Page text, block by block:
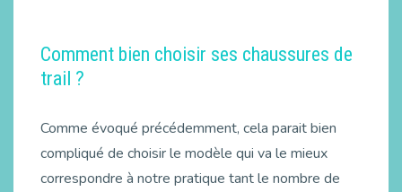
Comment bien choisir ses chaussures de
trail ?
Comme évoqué précédemment, cela parait bien
compliqué de choisir le modèle qui va le mieux
correspondre à notre pratique tant le nombre de